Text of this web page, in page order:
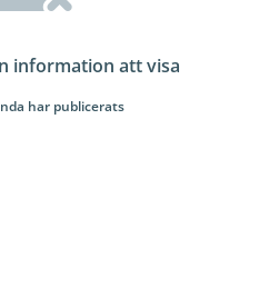
information att visa
har publicerats